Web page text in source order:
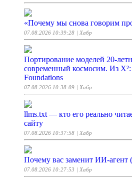
«Почему мы снова говорим
07.08.2026 10:39:28 | Хабр
Портирование моделей 20-
современный космосим. Из
Foundations
07.08.2026 10:38:09 | Хабр
llms.txt — кто его реально
сайту
07.08.2026 10:37:58 | Хабр
Почему вас заменит ИИ-агент
07.08.2026 10:27:53 | Хабр